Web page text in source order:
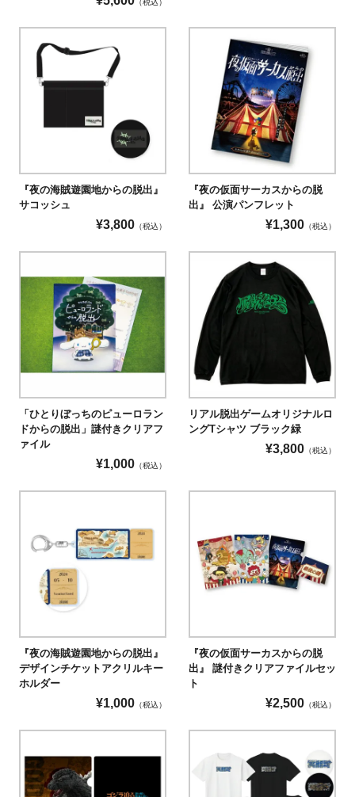
（税込）
『夜の海賊遊園地からの脱出』
サコッシュ
¥3,800 （税込）
『夜の仮面サーカスからの脱
出』 公演パンフレット
¥1,300 （税込）
「ひとりぼっちのピューロラン
ドからの脱出」謎付きクリアフ
ァイル
¥1,000 （税込）
リアル脱出ゲームオリジナルロ
ングTシャツ ブラック緑
¥3,800 （税込）
『夜の海賊遊園地からの脱出』
デザインチケットアクリルキー
ホルダー
¥1,000 （税込）
『夜の仮面サーカスからの脱
出』 謎付きクリアファイルセッ
ト
¥2,500 （税込）